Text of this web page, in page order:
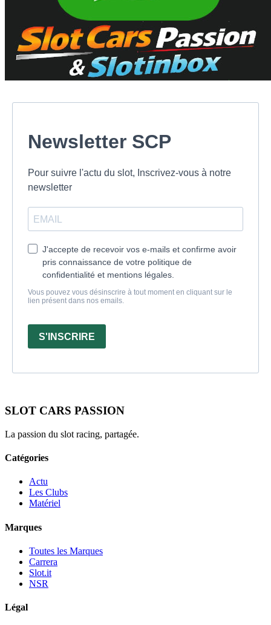
Newsletter SCP
Pour suivre l'actu du slot, Inscrivez-vous à notre
newsletter
J'accepte de recevoir vos e-mails et confirme avoir
pris connaissance de votre politique de
confidentialité et mentions légales.
Vous pouvez vous désinscrire à tout moment en cliquant sur le
lien présent dans nos emails.
S'INSCRIRE
SLOT CARS PASSION
La passion du slot racing, partagée.
Catégories
Actu
Les Clubs
Matériel
Marques
Toutes les Marques
Carrera
Slot.it
NSR
Légal